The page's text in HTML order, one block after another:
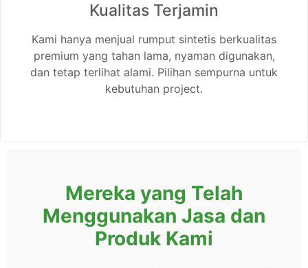
Kualitas Terjamin
Kami hanya menjual rumput sintetis berkualitas
premium yang tahan lama, nyaman digunakan,
dan tetap terlihat alami. Pilihan sempurna untuk
kebutuhan project.
Mereka yang Telah
Menggunakan Jasa dan
Produk Kami